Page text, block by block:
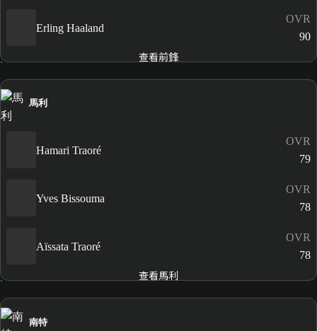
Erling Haaland
OVR
90
查看前鋒
馬利
Hamari Traoré
OVR
79
Yves Bissouma
OVR
78
Aïssata Traoré
OVR
78
查看馬利
南特